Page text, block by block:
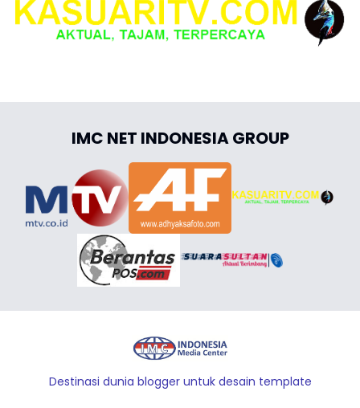
IMC NET INDONESIA GROUP
Destinasi dunia blogger untuk desain template